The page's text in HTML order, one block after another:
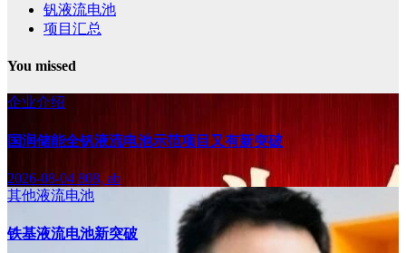
钒液流电池
项目汇总
You missed
企业介绍
国润储能全钒液流电池示范项目又有新突破
2026-08-04 808, ab
其他液流电池
铁基液流电池新突破